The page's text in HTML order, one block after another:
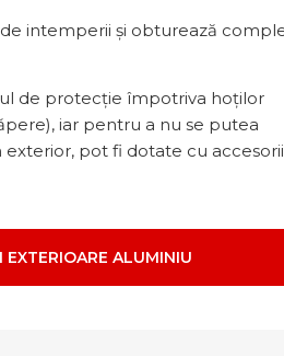
intemperii și obturează
de protecție împotriva hoților
iar pentru a nu se putea
pot fi dotate cu
ALUMINIU